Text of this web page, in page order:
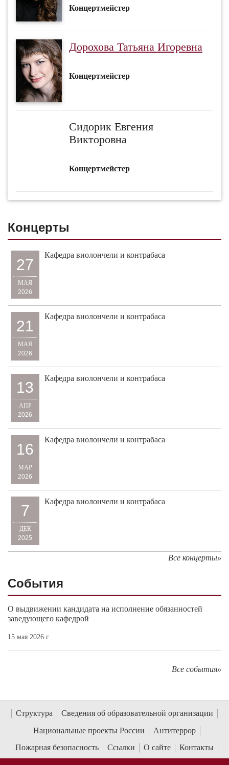
Концертмейстер
Дорохова Татьяна Игоревна
Концертмейстер
Сидорик Евгения
Викторовна
Концертмейстер
Концерты
27
МАЯ
2026
Кафедра виолончели и контрабаса
21
МАЯ
2026
Кафедра виолончели и контрабаса
13
АПР
2026
Кафедра виолончели и контрабаса
16
МАР
2026
Кафедра виолончели и контрабаса
7
ДЕК
2025
Кафедра виолончели и контрабаса
Все концерты»
События
О выдвижении кандидата на исполнение обязанностей
заведующего кафедрой
15 мая 2026 г.
Все события»
Структура
Сведения об образовательной организации
Национальные проекты России
Антитеррор
Пожарная безопасность
Ссылки О сайте Контакты